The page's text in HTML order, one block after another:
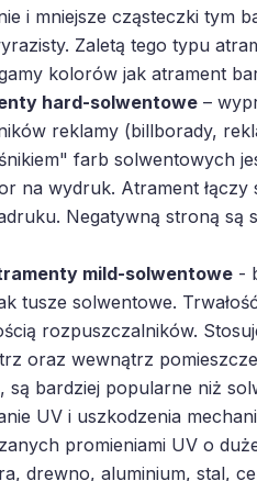
i mniejsze cząsteczki tym
Zaletą tego typu
kolorów jak atrament
hard-solwentowe–
reklamy (billborady,
farb solwentowych
na wydruk. Atrament łączy
Negatywną stroną są
mild-solwentowe-
tusze solwentowe.
rozpuszczalników.
oraz wewnątrz
są bardziej popularne niż
UV i uszkodzenia
promieniami UV o
drewno, aluminium, stal,